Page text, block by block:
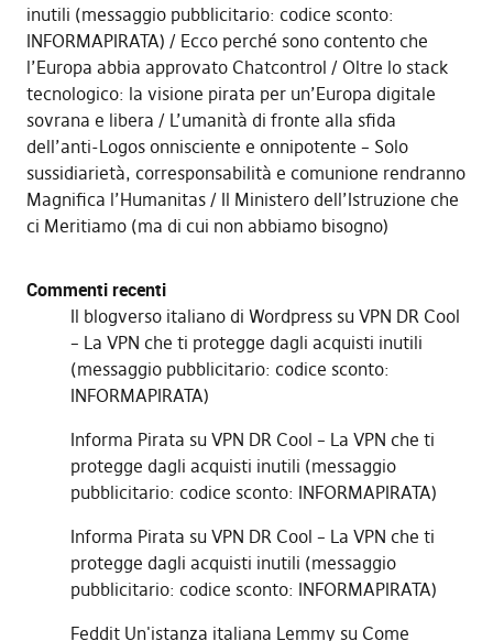
inutili (messaggio pubblicitario: codice sconto:
INFORMAPIRATA)
Ecco perché sono contento che
l’Europa abbia approvato Chatcontrol
Oltre lo stack
tecnologico: la visione pirata per un’Europa digitale
sovrana e libera
L’umanità di fronte alla sfida
dell’anti-Logos onnisciente e onnipotente – Solo
sussidiarietà, corresponsabilità e comunione rendranno
Magnifica l’Humanitas
Il Ministero dell’Istruzione che
ci Meritiamo (ma di cui non abbiamo bisogno)
Commenti recenti
Il blogverso italiano di Wordpresssu VPN DR Cool
– La VPN che ti protegge dagli acquisti inutili
(messaggio pubblicitario: codice sconto:
INFORMAPIRATA)
Informa Pirata su VPN DR Cool – La VPN che ti
protegge dagli acquisti inutili (messaggio
pubblicitario: codice sconto: INFORMAPIRATA)
Informa Pirata su VPN DR Cool – La VPN che ti
protegge dagli acquisti inutili (messaggio
pubblicitario: codice sconto: INFORMAPIRATA)
Feddit Un'istanza italiana Lemmy su Come